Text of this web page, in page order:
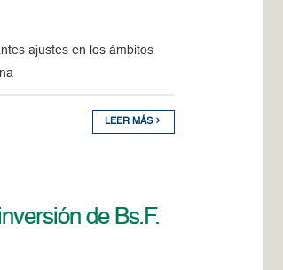
ajustes en los ámbitos
LEER MÁS
de Bs.F.